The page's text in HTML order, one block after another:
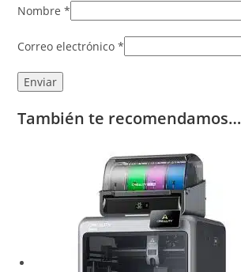
Nombre*
Correo electrónico*
También te recomendamos…